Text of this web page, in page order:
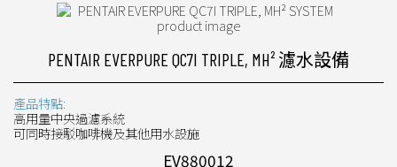
PENTAIR EVERPURE QC7I TRIPLE, MH² 濾水設備
產品特點:
高用量中央過濾系統
可同時接駁咖啡機及其他用水設施
EV880012